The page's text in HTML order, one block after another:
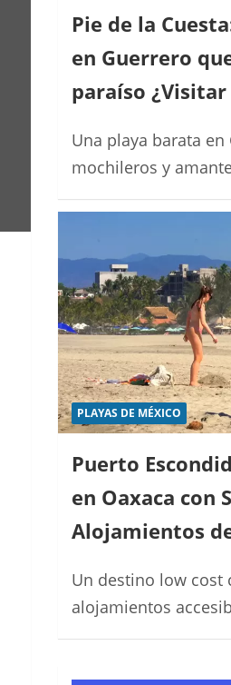
Pie de la
en Guerrero
paraíso ¿Visitar
Una playa barata
mochileros y
PLAYAS DE MÉXICO
Puerto
en Oaxaca con
Alojamientos
Un destino low cost
alojamientos